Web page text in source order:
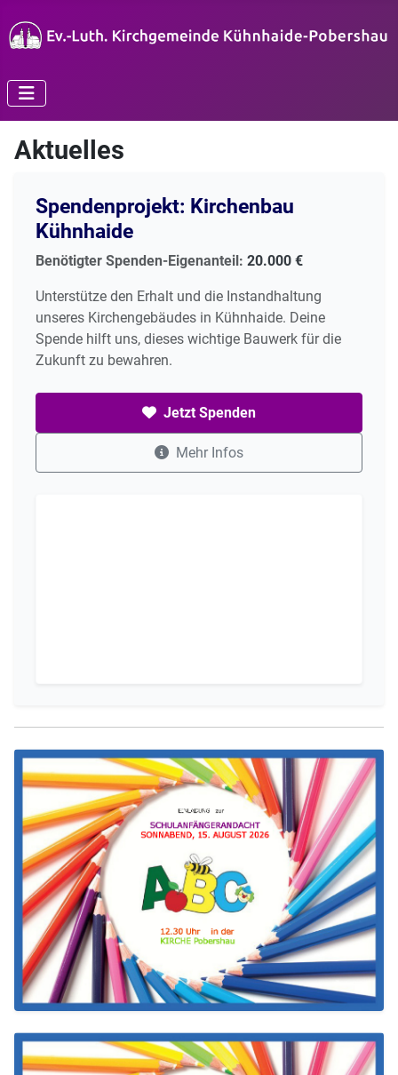
Aktuelles
Spendenprojekt: Kirchenbau
Kühnhaide
Benötigter Spenden-Eigenanteil: 20.000 €
Unterstütze den Erhalt und die Instandhaltung
unseres Kirchengebäudes in Kühnhaide. Deine
Spende hilft uns, dieses wichtige Bauwerk für die
Zukunft zu bewahren.
Jetzt Spenden
Mehr Infos